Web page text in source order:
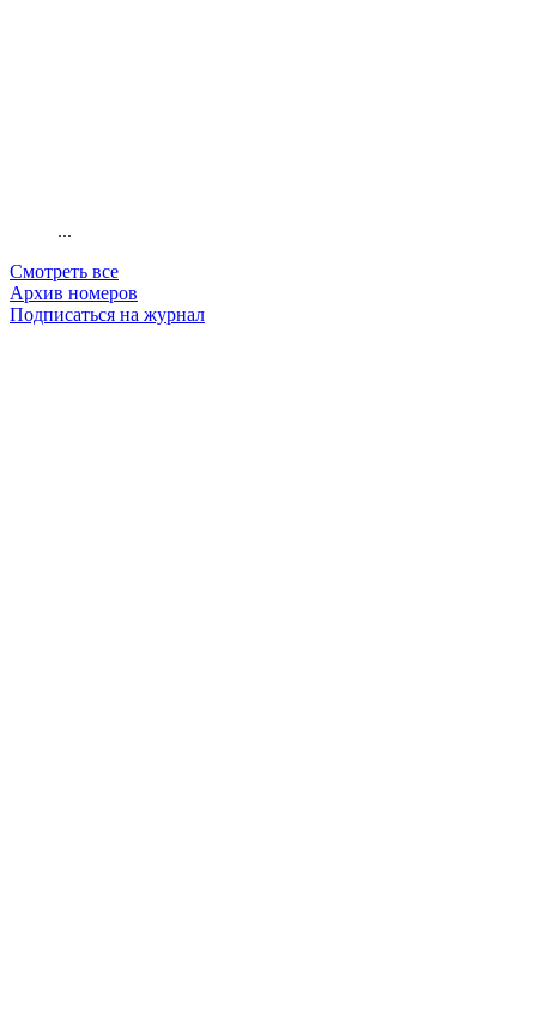
...
Смотреть все
Архив номеров
Подписаться на журнал